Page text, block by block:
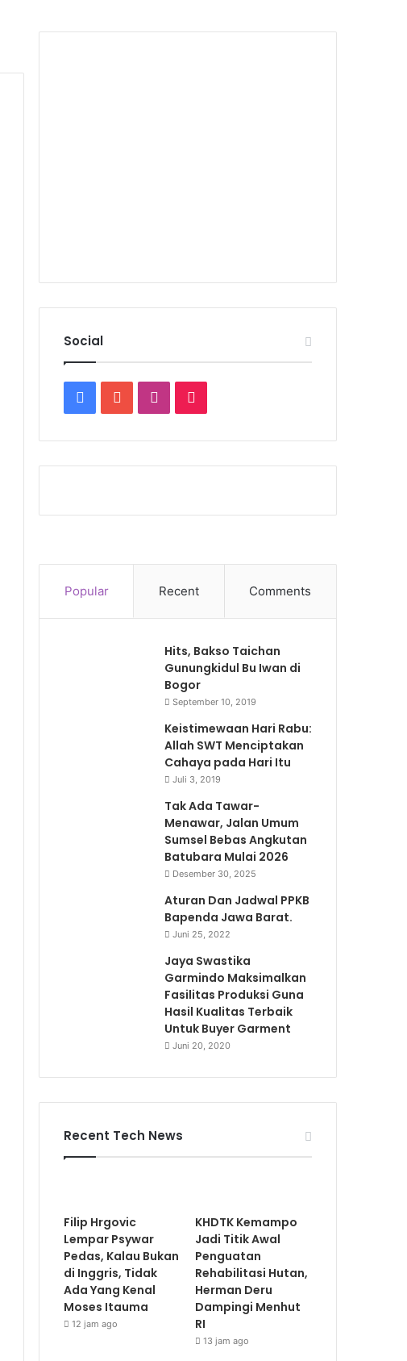
Social
FacebookYouTubeInstagram
Popular Recent Comments
Hits, Bakso Taichan
Gunungkidul Bu Iwan di
Bogor
September 10, 2019
Keistimewaan Hari Rabu:
Allah SWT Menciptakan
Cahaya pada Hari Itu
Juli 3, 2019
Tak Ada Tawar-
Menawar, Jalan Umum
Sumsel Bebas Angkutan
Batubara Mulai 2026
Desember 30, 2025
Aturan Dan Jadwal PPKB
Bapenda Jawa Barat.
Juni 25, 2022
Jaya Swastika
Garmindo Maksimalkan
Fasilitas Produksi Guna
Hasil Kualitas Terbaik
Untuk Buyer Garment
Juni 20, 2020
Recent Tech News
Filip Hrgovic
Lempar Psywar
Pedas, Kalau Bukan
di Inggris, Tidak
Ada Yang Kenal
Moses Itauma
12 jam ago
KHDTK Kemampo
Jadi Titik Awal
Penguatan
Rehabilitasi Hutan,
Herman Deru
Dampingi Menhut
RI
13 jam ago